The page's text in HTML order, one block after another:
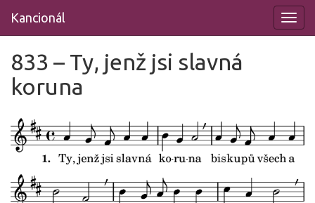
na
Kancionál
833 – Ty, jenž jsi slavná
koruna